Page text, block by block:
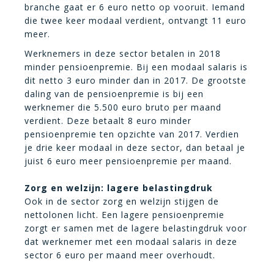
branche gaat er 6 euro netto op vooruit. Iemand
die twee keer modaal verdient, ontvangt 11 euro
meer.
Werknemers in deze sector betalen in 2018
minder pensioenpremie. Bij een modaal salaris is
dit netto 3 euro minder dan in 2017. De grootste
daling van de pensioenpremie is bij een
werknemer die 5.500 euro bruto per maand
verdient. Deze betaalt 8 euro minder
pensioenpremie ten opzichte van 2017. Verdien
je drie keer modaal in deze sector, dan betaal je
juist 6 euro meer pensioenpremie per maand.
Zorg en welzijn: lagere belastingdruk
Ook in de sector zorg en welzijn stijgen de
nettolonen licht. Een lagere pensioenpremie
zorgt er samen met de lagere belastingdruk voor
dat werknemer met een modaal salaris in deze
sector 6 euro per maand meer overhoudt.